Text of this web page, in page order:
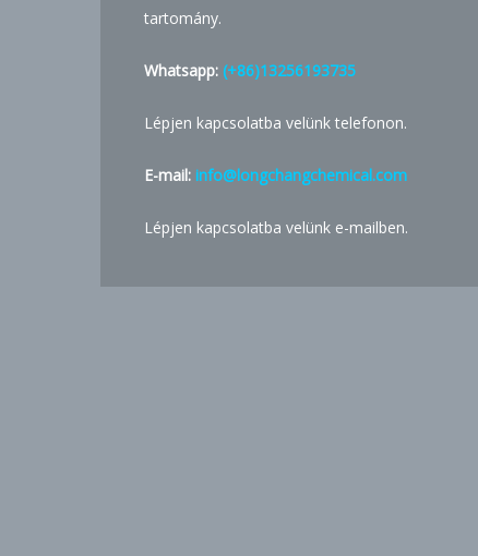
tartomány.
Whatsapp: (+86)13256193735
Lépjen kapcsolatba velünk telefonon.
E-mail: info@longchangchemical.com
Lépjen kapcsolatba velünk e-mailben.